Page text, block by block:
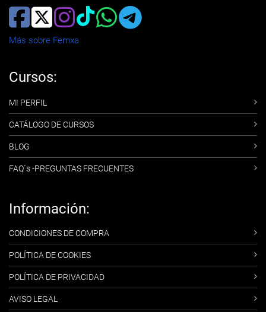
Más sobre Femxa
Cursos:
MI PERFIL
CATÁLOGO DE CURSOS
BLOG
FAQ´s -PREGUNTAS FRECUENTES
Información:
CONDICIONES DE COMPRA
POLÍTICA DE COOKIES
POLÍTICA DE PRIVACIDAD
AVISO LEGAL